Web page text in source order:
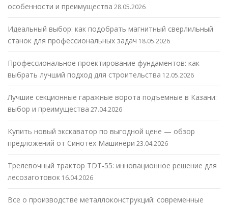
особенности и преимущества 28.05.2026
Идеальный выбор: как подобрать магнитный сверлильный
станок для профессиональных задач 18.05.2026
Профессиональное проектирование фундаментов: как
выбрать лучший подход для строительства 12.05.2026
Лучшие секционные гаражные ворота подъемные в Казани:
выбор и преимущества 27.04.2026
Купить новый экскаватор по выгодной цене — обзор
предложений от Синотех Машинери 23.04.2026
Трелевочный трактор TDT-55: инновационное решение для
лесозаготовок 16.04.2026
Все о производстве металлоконструкций: современные